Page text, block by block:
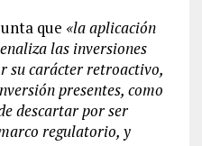
que «la aplicación
las inversiones
su carácter retroactivo,
presentes, como
descartar por ser
regulatorio, y